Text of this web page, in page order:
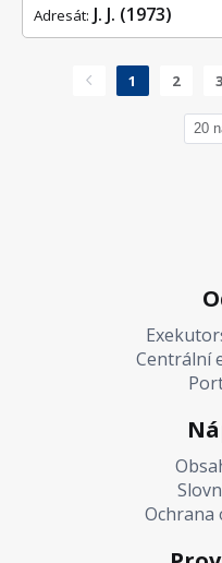
Adresát: J. J. (1973)
1 2 3
Centrální
Ochrana